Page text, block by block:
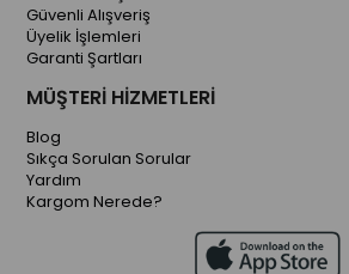
Güvenli Alışveriş
Üyelik İşlemleri
Garanti Şartları
MÜŞTERİ HİZMETLERİ
Blog
Sıkça Sorulan Sorular
Yardım
Kargom Nerede?